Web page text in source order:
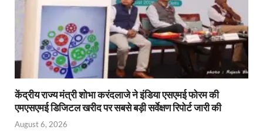
केंद्रीय राज्य मंत्री शोभा करंदलाजे ने इंडिया एसएमई फोरम की
एमएसएमई डिजिटल खरीद पर सबसे बड़ी सर्वेक्षण रिपोर्ट जारी की
August 6, 2026